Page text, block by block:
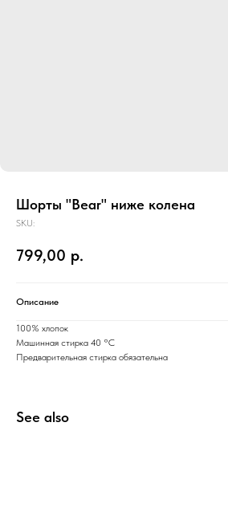
Шорты "Bear" ниже колена
SKU:
799,00 р.
Описание
100% хлопок
Машинная стирка 40 °C
Предварительная стирка обязательна
See also